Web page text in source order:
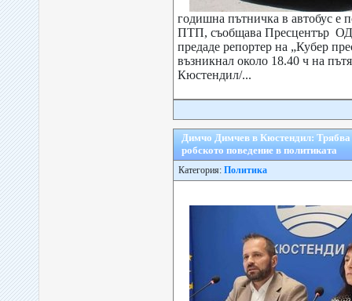
годишна пътничка в автобус е
ПТП, съобщава Пресцентър
предаде репортер на „Кубер
възникнал около 18.40 ч на
Кюстендил/...
Димчо Димчев в Кюстендил:
робското поведение в политиката
Категория: Политика